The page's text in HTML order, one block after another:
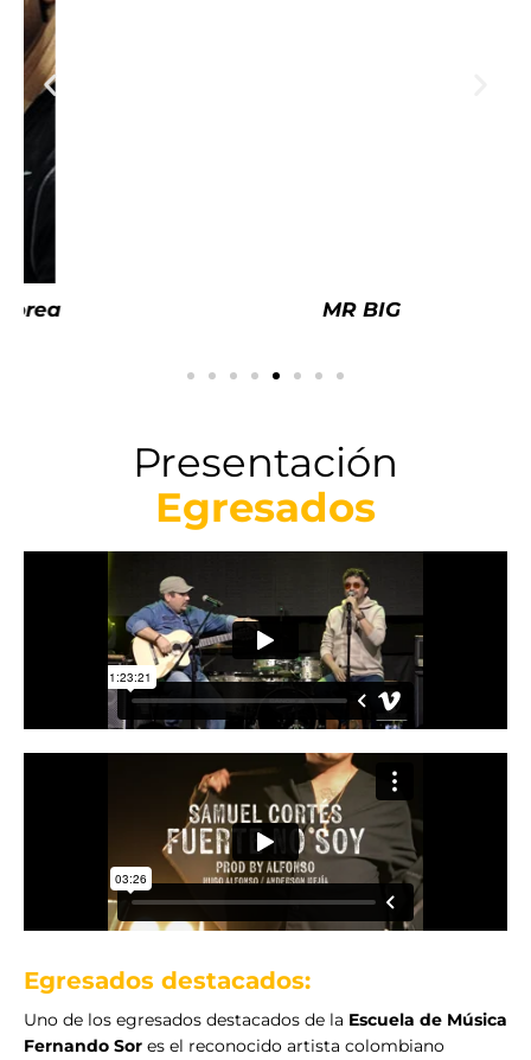
Presentación
Egresados
Egresados destacados:
Uno de los egresados destacados de la Escuela de Música
Fernando Sor es el reconocido artista colombiano